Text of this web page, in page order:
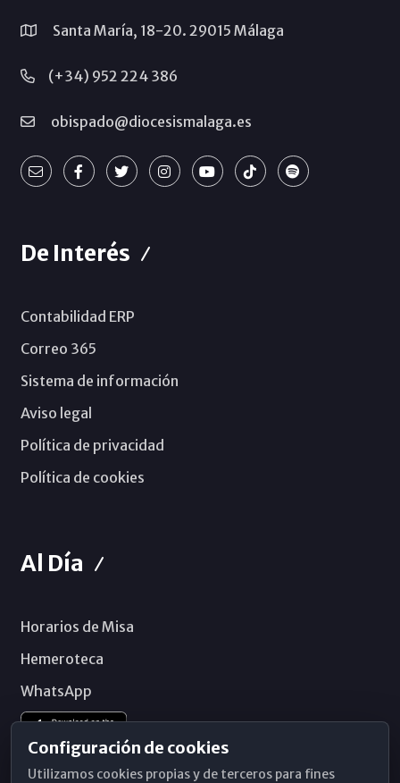
Santa María, 18-20. 29015 Málaga
(+34) 952 224 386
obispado@diocesismalaga.es
De Interés
Contabilidad ERP
Correo 365
Sistema de información
Aviso legal
Política de privacidad
Política de cookies
Al Día
Horarios de Misa
Hemeroteca
WhatsApp
Configuración de cookies
Utilizamos cookies propias y de terceros para fines